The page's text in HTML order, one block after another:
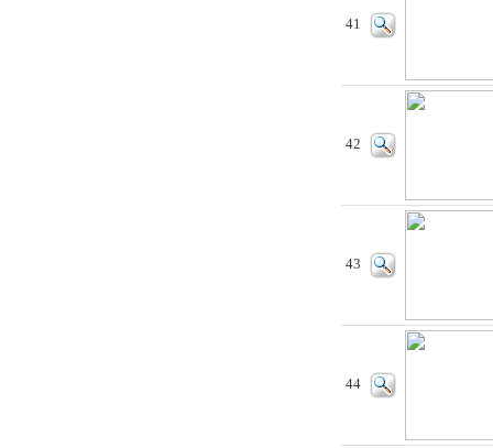
41
42
43
44